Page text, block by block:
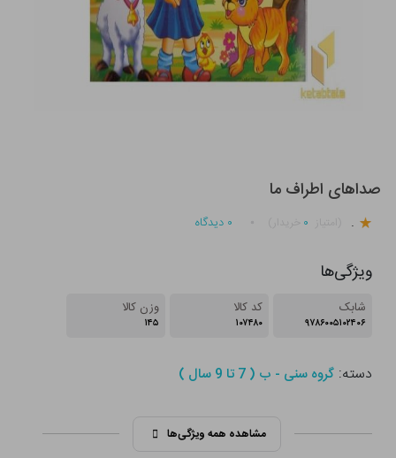
صداهای اطراف ما
. ۰ ۰ دیدگاه
ویژگی‌ها
شابک
۹۷۸۶۰۰۵۱۰۲۴۰۶
کد کالا
۱۰۷۴۸۰
وزن کالا
۱۴۵
دسته:گروه سنی - ب ( 7 تا 9 سال )
مشاهده همه ویژگی‌ها